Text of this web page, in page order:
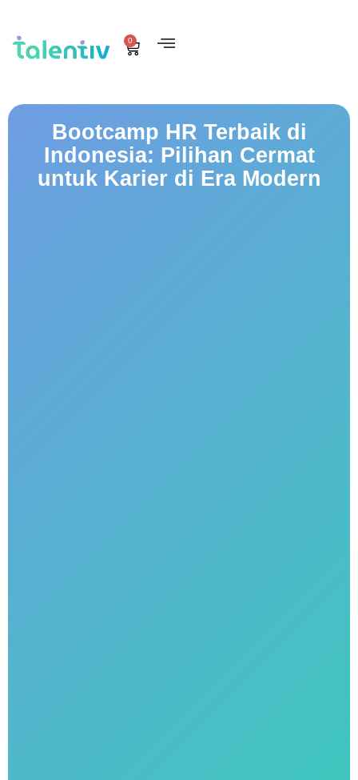
0
Bootcamp HR Terbaik di
Indonesia: Pilihan Cermat
untuk Karier di Era Modern